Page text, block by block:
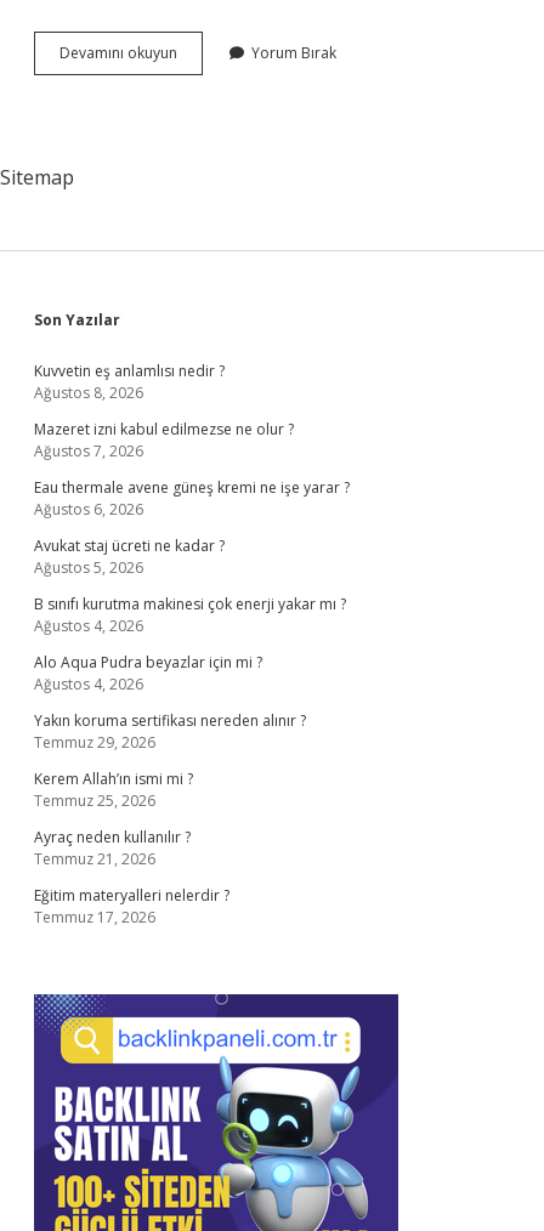
Devamını okuyun Baruthane
Hangi
Yorum Bırak
Sitemap
Sidebar
Son Yazılar
Kuvvetin eş anlamlısı nedir ?
Ağustos 8, 2026
Mazeret izni kabul edilmezse ne olur ?
Ağustos 7, 2026
Eau thermale avene güneş kremi ne işe yarar ?
Ağustos 6, 2026
Avukat staj ücreti ne kadar ?
Ağustos 5, 2026
B sınıfı kurutma makinesi çok enerji yakar mı ?
Ağustos 4, 2026
Alo Aqua Pudra beyazlar için mi ?
Ağustos 4, 2026
Yakın koruma sertifikası nereden alınır ?
Temmuz 29, 2026
Kerem Allah’ın ismi mi ?
Temmuz 25, 2026
Ayraç neden kullanılır ?
Temmuz 21, 2026
Eğitim materyalleri nelerdir ?
Temmuz 17, 2026